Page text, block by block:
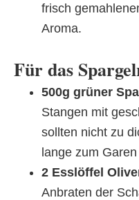
frisch
Aroma.
Für das
500g grüner
Stangen mit
sollten nicht zu
lange zum
2 Esslöffel
Anbraten der